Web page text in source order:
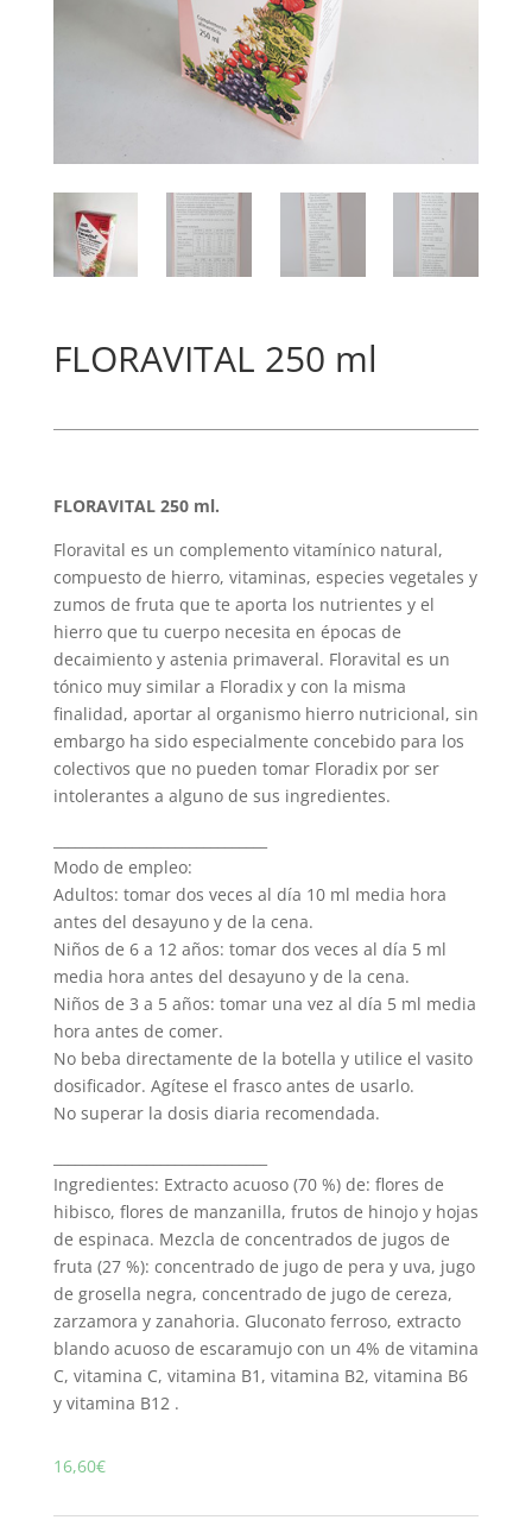
FLORAVITAL 250 ml
FLORAVITAL 250 ml.
Floravital es un complemento vitamínico natural,
compuesto de hierro, vitaminas, especies vegetales y
zumos de fruta que te aporta los nutrientes y el
hierro que tu cuerpo necesita en épocas de
decaimiento y astenia primaveral. Floravital es un
tónico muy similar a Floradix y con la misma
finalidad, aportar al organismo hierro nutricional, sin
embargo ha sido especialmente concebido para los
colectivos que no pueden tomar Floradix por ser
intolerantes a alguno de sus ingredientes.
Modo de empleo:
Adultos: tomar dos veces al día 10 ml media hora
antes del desayuno y de la cena.
Niños de 6 a 12 años: tomar dos veces al día 5 ml
media hora antes del desayuno y de la cena.
Niños de 3 a 5 años: tomar una vez al día 5 ml media
hora antes de comer.
No beba directamente de la botella y utilice el vasito
dosificador. Agítese el frasco antes de usarlo.
No superar la dosis diaria recomendada.
Ingredientes: Extracto acuoso (70 %) de: flores de
hibisco, flores de manzanilla, frutos de hinojo y hojas
de espinaca. Mezcla de concentrados de jugos de
fruta (27 %): concentrado de jugo de pera y uva, jugo
de grosella negra, concentrado de jugo de cereza,
zarzamora y zanahoria. Gluconato ferroso, extracto
blando acuoso de escaramujo con un 4% de vitamina
C, vitamina C, vitamina B1, vitamina B2, vitamina B6
y vitamina B12 .
16,60€